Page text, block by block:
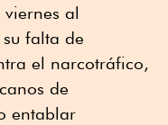
al
falta de
el narcotráfico,
de
entablar